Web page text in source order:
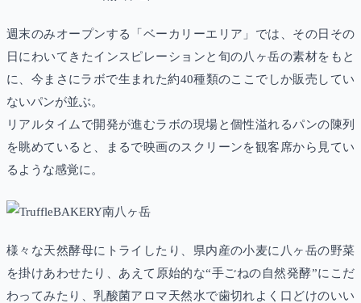
週末のみオープンする「ベーカリーエリア」では、その日その
日にわいてきたインスピレーションと旬の八ヶ岳の素材をもと
に、今まさにラボで生まれた約40種類のここでしか販売してい
ないパンが並ぶ。
リアルタイムで開発が進むラボの現場と個性溢れるパンの陳列
を眺めていると、まるで映画のスクリーンを観客席から見てい
るような感覚に。
様々な天然酵母にトライしたり、県内産の小麦に八ヶ岳の野菜
を掛けあわせたり、あえて原始的な“手ごねの自然発酵”にこだ
わってみたり、乳酸菌アロマ天然水で歯切れよく口どけのいい